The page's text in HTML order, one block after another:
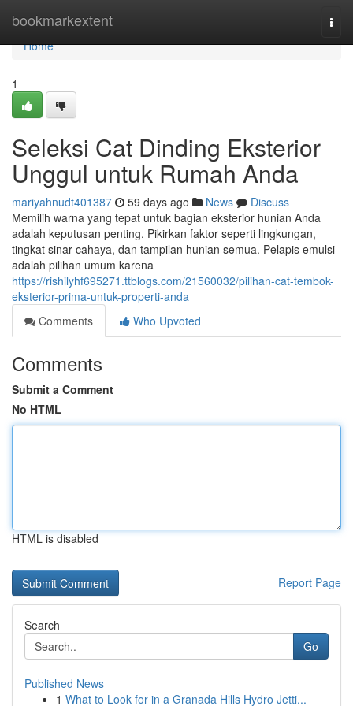
bookmarkextent
Home
Home
1
Seleksi Cat Dinding Eksterior
Unggul untuk Rumah Anda
mariyahnudt401387 59 days ago News
Discuss
Memilih warna yang tepat untuk bagian eksterior hunian Anda
adalah keputusan penting. Pikirkan faktor seperti lingkungan,
tingkat sinar cahaya, dan tampilan hunian semua. Pelapis emulsi
adalah pilihan umum karena
https://rishilyhf695271.ttblogs.com/21560032/pilihan-cat-tembok-
eksterior-prima-untuk-properti-anda
Comments
Who Upvoted
Comments
Submit a Comment
No HTML
HTML is disabled
Report Page
Search
Go
Published News
1 What to Look for in a Granada Hills Hydro Jetti...